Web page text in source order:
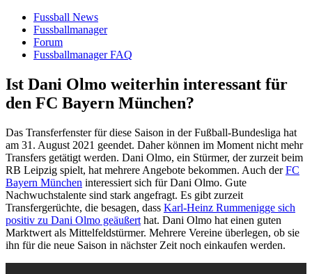
Fussball News
Fussballmanager
Forum
Fussballmanager FAQ
Ist Dani Olmo weiterhin interessant für
den FC Bayern München?
Das Transferfenster für diese Saison in der Fußball-Bundesliga hat
am 31. August 2021 geendet. Daher können im Moment nicht mehr
Transfers getätigt werden. Dani Olmo, ein Stürmer, der zurzeit beim
RB Leipzig spielt, hat mehrere Angebote bekommen. Auch derFC
Bayern München interessiert sich für Dani Olmo. Gute
Nachwuchstalente sind stark angefragt. Es gibt zurzeit
Transfergerüchte, die besagen, dass Karl-Heinz Rummenigge sich
positiv zu Dani Olmo geäußert hat. Dani Olmo hat einen guten
Marktwert als Mittelfeldstürmer. Mehrere Vereine überlegen, ob sie
ihn für die neue Saison in nächster Zeit noch einkaufen werden.